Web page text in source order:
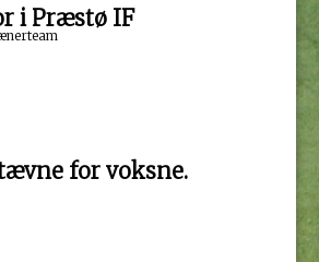
i Præstø IF
for voksne.